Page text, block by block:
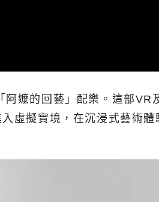
嬤的回藝」配樂。這部VR
擬實境，在沉浸式藝術體